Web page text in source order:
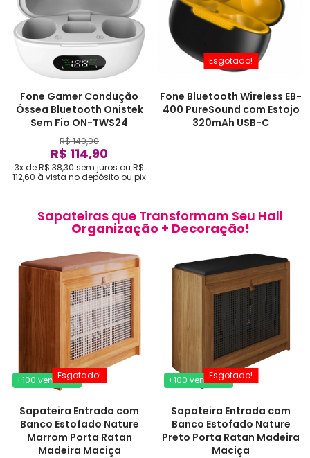
Fone Gamer Condução
Óssea Bluetooth Onistek
Sem Fio ON-TWS24
R$ 149,90
R$ 114,90
3x de R$ 38,30 sem juros ou R$
112,60 à vista no depósito ou pix
Fone Bluetooth Wireless EB-
400 PureSound com Estojo
320mAh USB-C
Esgotado!
Sapateiras que Transformam Seu Hall
Organização + Decoração!
+100 vendidos
Sapateira Entrada com
Banco Estofado Nature
Marrom Porta Ratan
Madeira Maciça
Esgotado! +100 vendidos
Sapateira Entrada com
Banco Estofado Nature
Preto Porta Ratan Madeira
Maciça
Esgotado!